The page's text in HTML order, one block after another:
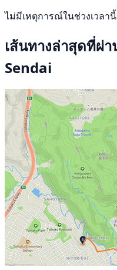
ไม่มีเหตุการณ์ในช่วงเวลานี้
เส้นทางล่าสุดที่ผ่
Sendai